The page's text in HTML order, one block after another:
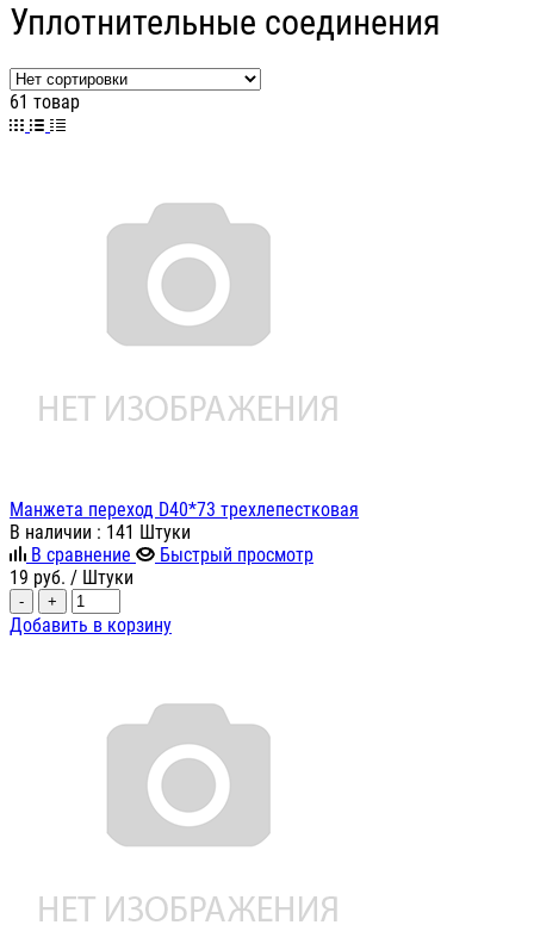
Уплотнительные соединения
61 товар
Манжета переход D40*73 трехлепестковая
В наличии : 141 Штуки
В сравнение
Быстрый просмотр
19 руб. / Штуки
- +
Добавить в корзину